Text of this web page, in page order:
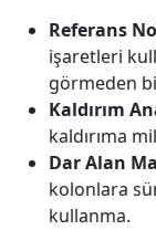
Referans
işaretleri
görmeden
Kaldırım
kaldırıma
Dar Alan
kolonlara
kullanma.